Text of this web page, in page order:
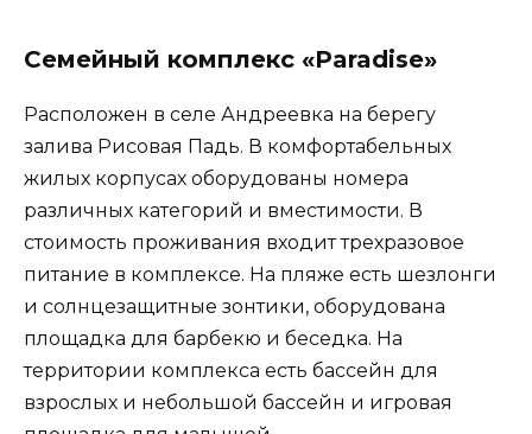
Семейный комплекс «Paradise»
Расположен в селе Андреевка на берегу
залива Рисовая Падь. В комфортабельных
жилых корпусах оборудованы номера
различных категорий и вместимости. В
стоимость проживания входит трехразовое
питание в комплексе. На пляже есть шезлонги
и солнцезащитные зонтики, оборудована
площадка для барбекю и беседка. На
территории комплекса есть бассейн для
взрослых и небольшой бассейн и игровая